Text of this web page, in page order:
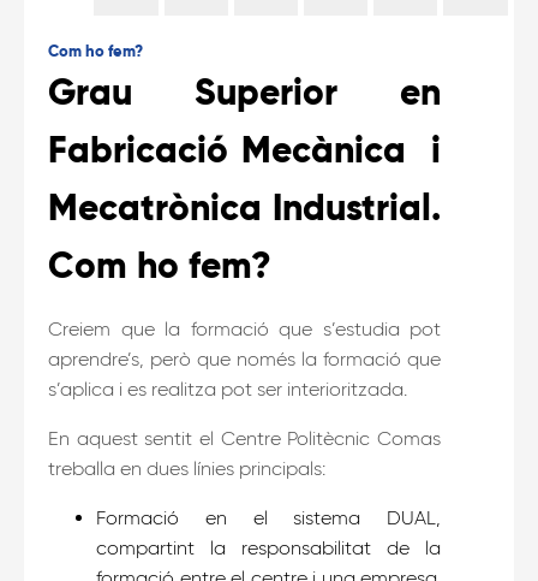
Com ho fem?
Grau Superior en
Fabricació Mecànica i
Mecatrònica Industrial.
Com ho fem?
Creiem que la formació que s’estudia pot
aprendre’s, però que només la formació que
s’aplica i es realitza pot ser interioritzada.
En aquest sentit el Centre Politècnic Comas
treballa en dues línies principals:
Formació en el sistema DUAL,
compartint la responsabilitat de la